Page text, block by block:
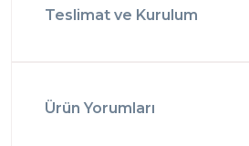
Teslimat ve Kurulum
Ürün Yorumları